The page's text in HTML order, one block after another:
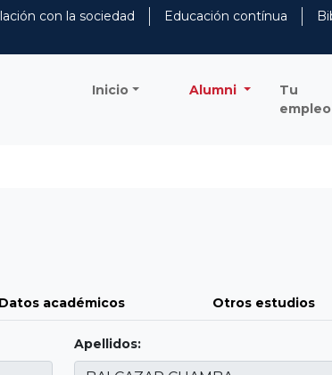
con la sociedad Educación contínua
Inicio Alumni
Tu
empleo
Datos académicos Otros estudios
Apellidos: